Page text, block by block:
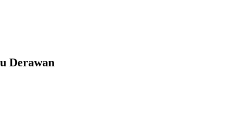
Derawan